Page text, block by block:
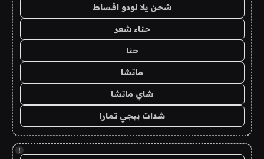
شحن يلا لودو اقساط
حناء شعر
حنا
ماتشا
شاي ماتشا
شدات ببجي تمارا
!